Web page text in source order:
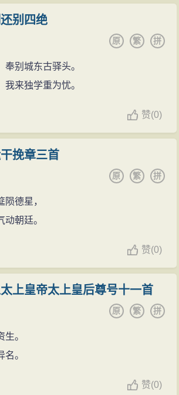
别四绝
拼
繁
原
别城东古驿头。
来独学重为忧。
赞(0)
挽章三首
拼
繁
原
陨德星，
朝廷。
赞(0)
上皇帝太上皇后尊号十一首
拼
繁
原
。
。
赞(0)